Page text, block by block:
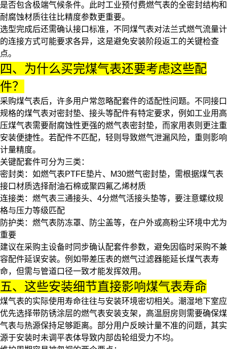
是否包含极端气候条件。此时工业预付费燃气表的全密封结构和
耐腐蚀材质往往比精度参数更重要。
选型完成后还需确认接口标准，不同煤气表对法兰式燃气流量计
的连接方式可能要求各异，这是避免安装阶段返工的关键检查
点。
四、为什么买完煤气表还要考虑这些配
件？
采购煤气表后，许多用户常忽略配套件的适配性问题。不同接口
规格的煤气表对密封垫、接头等配件有特定要求，例如工业用高
压煤气表需要耐腐蚀性更强的燃气表密封垫，而家用表则更注重
安装便捷性。若配件不匹配，轻则导致燃气泄漏风险，重则影响
计量精度。
关键配套件可分为三类：
密封类：如燃气表PTFE垫片、 M30燃气密封垫，需根据煤气表
接口材质选择耐油石棉或聚四氟乙烯材质
连接类： 燃气表三通接头、 4分燃气活接头垫等，要注意螺纹规
格与压力等级匹配
防护类： 燃气表防冻罩、防尘盖等，在户外或高粉尘环境中尤为
重要
建议在采购主设备时同步确认配套件参数，避免因临时采购不兼
容配件延误安装。例如带差压表的燃气过滤器能延长煤气表寿
命，但需与管道口径一致才能发挥效用。
五、这些安装细节直接影响煤气表寿命
煤气表的实际使用寿命往往与安装环境密切相关。潮湿地下室应
优先选择带防锈涂层的燃气表安装支架，高温厨房则需要确保煤
气表与热源保持足够距离。部分用户反映计量不准的问题，其实
源于安装时未调平表体导致内部齿轮组受力不均。